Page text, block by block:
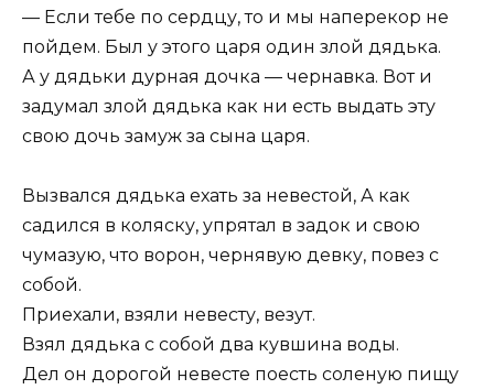
— Если тебе по сердцу, то и мы наперекор не
пойдем. Был у этого царя один злой дядька.
А у дядьки дурная дочка — чернавка. Вот и
задумал злой дядька как ни есть выдать эту
свою дочь замуж за сына царя.
Вызвался дядька ехать за невестой, А как
садился в коляску, упрятал в задок и свою
чумазую, что ворон, чернявую девку, повез с
собой.
Приехали, взяли невесту, везут.
Взял дядька с собой два кувшина воды.
Дел он дорогой невесте поесть соленую пищу